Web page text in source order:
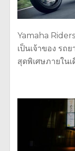
Yamaha
เป็นเจ้าของ รถ
สุดพิเศษภายใน